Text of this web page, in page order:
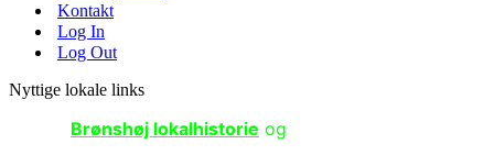
Kontakt
Log In
Log Out
Nyttige lokale links
Brønshøj lokalhistorie og